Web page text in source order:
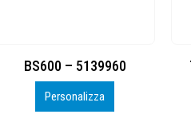
Toppe ricamate in HD
Personalizza